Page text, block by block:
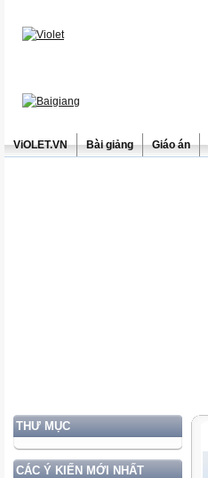
ViOLET.VN Bài giảng Giáo án
THƯ MỤC
CÁC Ý KIẾN MỚI NHẤT